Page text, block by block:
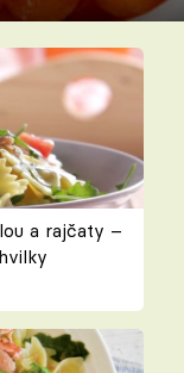
a rajčaty –